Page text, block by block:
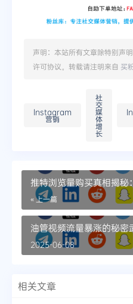
声明：本站所有文章除特别声
许可协议。转载请注明来自 买
Instagram
营销
社
交
媒
体
增
长
推特浏览量购买真相揭秘
« 上一篇
油管视频流量暴涨的秘密
2025-06-08
相关文章